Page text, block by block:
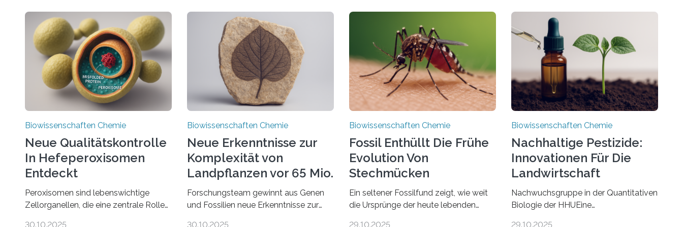
Biowissenschaften Chemie
Neue Qualitätskontrolle
In Hefeperoxisomen
Entdeckt
Peroxisomen sind lebenswichtige
Zellorganellen, die eine zentrale Rolle
30.10.2025
Biowissenschaften Chemie
Neue Erkenntnisse zur
Komplexität von
Landpflanzen vor 65 Mio.
Jahren
Forschungsteam gewinnt aus Genen
und Fossilien neue Erkenntnisse zur
30.10.2025
Biowissenschaften Chemie
Fossil Enthüllt Die Frühe
Evolution Von
Stechmücken
Ein seltener Fossilfund zeigt, wie weit
die Ursprünge der heute lebenden
29.10.2025
Biowissenschaften Chemie
Nachhaltige Pestizide:
Innovationen Für Die
Landwirtschaft
Nachwuchsgruppe in der Quantitativen
Biologie der HHUEine
29.10.2025